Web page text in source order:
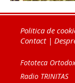
Politica de
Contact|
Fototeca
Radio TRINITAS